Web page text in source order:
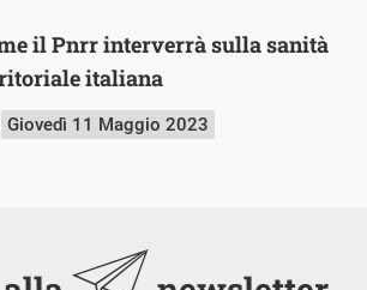
il Pnrr interverrà sulla sanità
italiana
Giovedì 11 Maggio 2023